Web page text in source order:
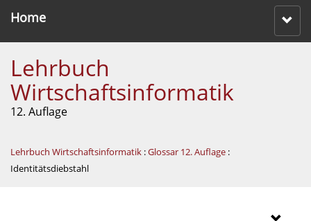
Home
Lehrbuch
Wirtschaftsinformatik
12. Auflage
Lehrbuch Wirtschaftsinformatik :Glossar 12. Auflage :
Identitätsdiebstahl